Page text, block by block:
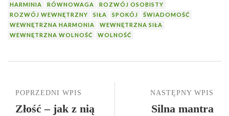
HARMINIA RÓWNOWAGA
ROZWÓJ OSOBISTY
ROZWÓJ WEWNĘTRZNY
SIŁA SPOKÓJ
ŚWIADOMOŚĆ
WEWNĘTRZNA HARMONIA
WEWNĘTRZNA SIŁA
WEWNĘTRZNA WOLNOŚĆ
WOLNOŚĆ
NASTĘPNY WPIS
Silna mantra
POPRZEDNI WPIS
Złość – jak z nią